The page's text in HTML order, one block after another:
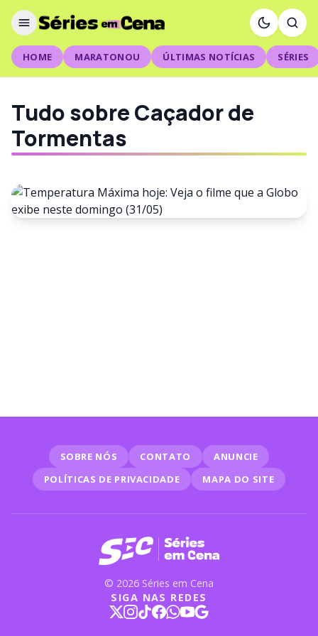
HOME MARATONOU ÚLTIMAS NOTÍCIAS SÉRIES
Tudo sobre Caçador de
Tormentas
SOBRE NÓS CONTATO
ANUNCIE
POLÍTICAS DE PRIVACIDADE
MAPA DO SITE
© 2026 Séries em Cena
SIGA NAS REDES